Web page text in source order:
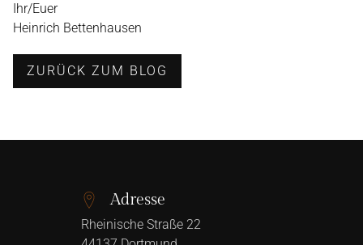
Ihr/Euer
Heinrich Bettenhausen
ZURÜCK ZUM BLOG
Adresse
Rheinische Straße 22